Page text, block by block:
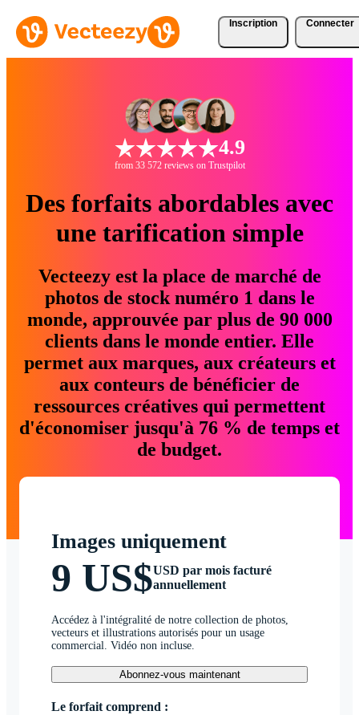
Inscription Connecter
4.9
from 33 572 reviews on Trustpilot
Des forfaits abordables avec
une tarification simple
Vecteezy est la place de marché de
photos de stock numéro 1 dans le
monde, approuvée par plus de 90 000
clients dans le monde entier. Elle
permet aux marques, aux créateurs et
aux conteurs de bénéficier de
ressources créatives qui permettent
d'économiser jusqu'à 76 % de temps et
de budget.
Images uniquement
9 US$USD par mois facturé
annuellement
Accédez à l'intégralité de notre collection de photos,
vecteurs et illustrations autorisés pour un usage
commercial. Vidéo non incluse.
Abonnez-vous maintenant
Le forfait comprend :